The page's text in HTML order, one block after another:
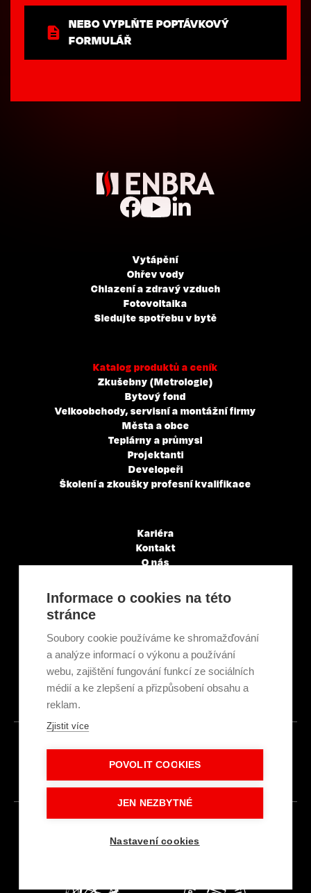
NEBO VYPLŇTE POPTÁVKOVÝ
FORMULÁŘ
Vytápění
Ohřev vody
Chlazení a zdravý vzduch
Fotovoltaika
Sledujte spotřebu v bytě
Katalog produktů a ceník
Zkušebny (Metrologie)
Bytový fond
Velkoobchody, servisní a montážní firmy
Města a obce
Teplárny a průmysl
Projektanti
Developeři
Školení a zkoušky profesní kvalifikace
Kariéra
Kontakt
O nás
Články a novinky
GDPR & Cookies
Ekologická recyklace
Projekty EU
Intranet - Přihlášení
Přihlášení
© 2026
Informace o cookies na této
stránce
Soubory cookie používáme ke shromažďování
a analýze informací o výkonu a používání
webu, zajištění fungování funkcí ze sociálních
médií a ke zlepšení a přizpůsobení obsahu a
reklam.
Zjistit více
POVOLIT COOKIES
JEN NEZBYTNÉ
Nastavení cookies